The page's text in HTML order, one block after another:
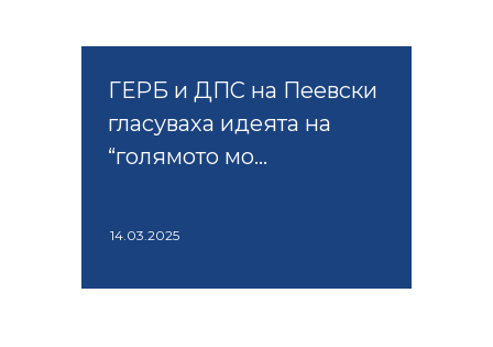
ГЕРБ и ДПС на Пеевски
гласуваха идеята на
“голямото мо...
14.03.2025